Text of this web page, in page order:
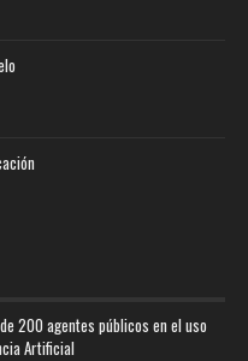
200 agentes públicos en el uso
Artificial